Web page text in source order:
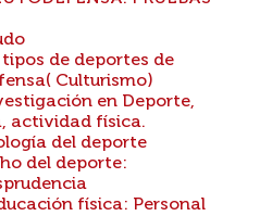
de deportes de
Culturismo)
en Deporte,
actividad física.
del deporte
del deporte:
física: Personal